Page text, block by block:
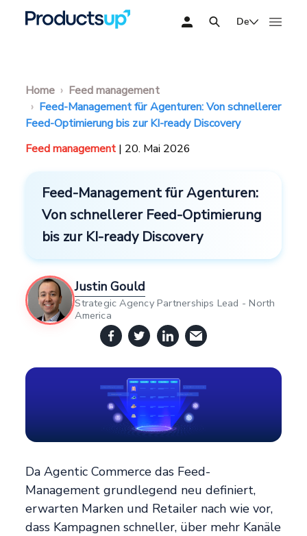
De
Home
Feed management
Feed-Management für Agenturen: Von schnellerer
Feed-Optimierung bis zur KI-ready Discovery
Feed management | 20. Mai 2026
Feed-Management für Agenturen:
Von schnellerer Feed-Optimierung
bis zur KI-ready Discovery
Justin Gould
Strategic Agency Partnerships Lead - North
America
Da Agentic Commerce das Feed-
Management grundlegend neu definiert,
erwarten Marken und Retailer nach wie vor,
dass Kampagnen schneller, über mehr Kanäle